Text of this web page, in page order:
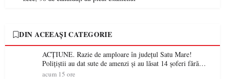
DIN ACEEAȘI CATEGORIE
ACȚIUNE. Razie de amploare în județul Satu Mare!
Polițiștii au dat sute de amenzi și au lăsat 14 șoferi fără
permis într-o singură zi
acum 15 ore